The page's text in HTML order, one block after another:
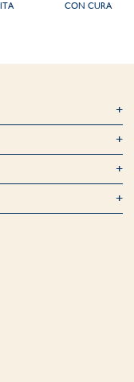
CON CURA